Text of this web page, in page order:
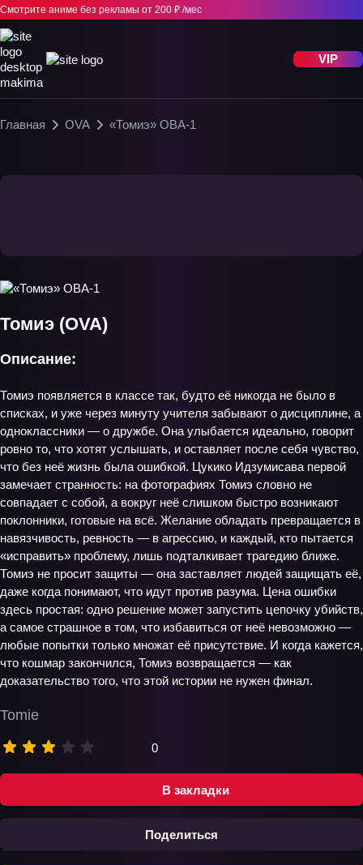
Смотрите аниме без рекламы от 200 ₽ /мес
VIP
Главная OVA «Томиэ» ОВА-1
В закладки
Поделиться
Томиэ (OVA)
Tomie
0
Описание:
Томиэ появляется в классе так, будто её никогда не было в
списках, и уже через минуту учителя забывают о дисциплине, а
одноклассники — о дружбе. Она улыбается идеально, говорит
ровно то, что хотят услышать, и оставляет после себя чувство,
что без неё жизнь была ошибкой. Цукико Идзумисава первой
замечает странность: на фотографиях Томиэ словно не
совпадает с собой, а вокруг неё слишком быстро возникают
поклонники, готовые на всё. Желание обладать превращается в
навязчивость, ревность — в агрессию, и каждый, кто пытается
«исправить» проблему, лишь подталкивает трагедию ближе.
Томиэ не просит защиты — она заставляет людей защищать её,
даже когда понимают, что идут против разума. Цена ошибки
здесь простая: одно решение может запустить цепочку убийств,
а самое страшное в том, что избавиться от неё невозможно —
любые попытки только множат её присутствие. И когда кажется,
что кошмар закончился, Томиэ возвращается — как
доказательство того, что этой истории не нужен финал.